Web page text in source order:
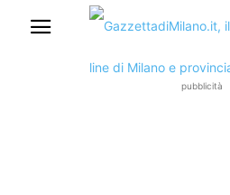
pubblicità